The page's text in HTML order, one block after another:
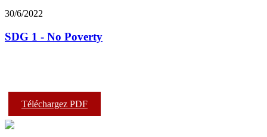
30/6/2022
SDG 1 - No Poverty
Téléchargez PDF